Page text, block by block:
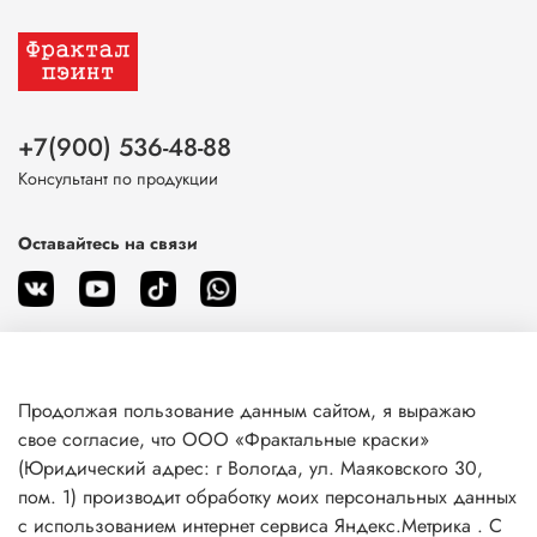
пигменты, УФ-фильтр, бентонитовые глины, сиккативы без
свинца (ускорители сушки), защитные противогрибковые
добавки.
Состав продукции для внутренних работ:
Масло льняное, канифоль сосновая живичная, скипидар
микронизированный карнаубский воск, воск пчелиный,
бентонитовые глины, (ускорители сушки).
Состав продукции "УЛЬТРА" работ:
глины, (ускорители сушки), защитные противогрибковые
добавки.
Подготовка поверхности:
О магазине
Клиентам
+7(900) 536-48-88
Консультант по продукции
Оставайтесь на связи
Продолжая пользование данным сайтом, я выражаю
свое согласие, что ООО «Фрактальные краски»
(Юридический адрес: г Вологда, ул. Маяковского 30,
пом. 1) производит обработку моих персональных данных
с использованием интернет сервиса Яндекс.Метрика . С